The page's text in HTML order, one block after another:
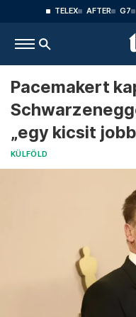
TELEX AFTER G7
Pacemakert
„egy kicsit
KÜLFÖLD